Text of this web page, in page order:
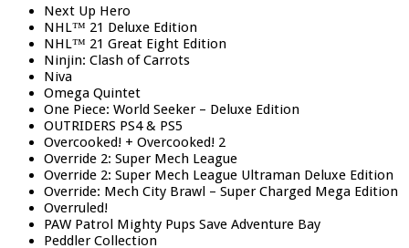
Next Up Hero
NHL™ 21 Deluxe Edition
NHL™ 21 Great Eight Edition
Ninjin: Clash of Carrots
Niva
Omega Quintet
One Piece: World Seeker – Deluxe Edition
OUTRIDERS PS4 & PS5
Overcooked! + Overcooked! 2
Override 2: Super Mech League
Override 2: Super Mech League Ultraman Deluxe Edition
Override: Mech City Brawl – Super Charged Mega Edition
Overruled!
PAW Patrol Mighty Pups Save Adventure Bay
Peddler Collection